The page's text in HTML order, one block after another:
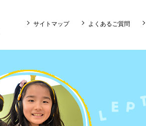
サイトマップ よくあるご質問